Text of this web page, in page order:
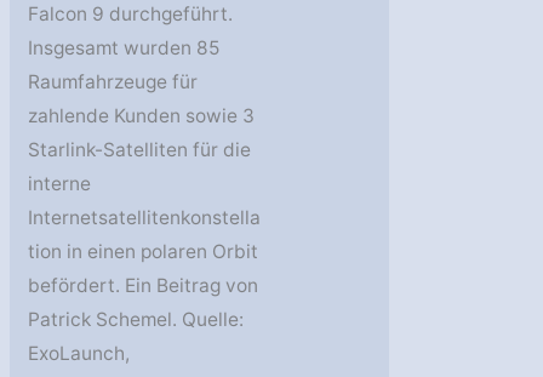
Falcon 9 durchgeführt.
Insgesamt wurden 85
Raumfahrzeuge für
zahlende Kunden sowie 3
Starlink-Satelliten für die
interne
Internetsatellitenkonstella
tion in einen polaren Orbit
befördert. Ein Beitrag von
Patrick Schemel. Quelle:
ExoLaunch,